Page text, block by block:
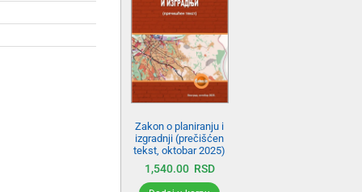
Zakon o planiranju i
izgradnji (prečišćen
tekst, oktobar 2025)
1,540.00 RSD